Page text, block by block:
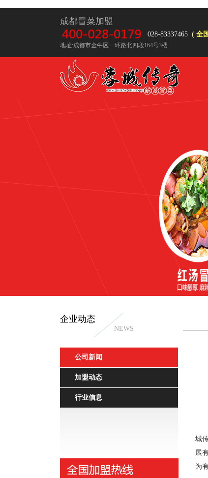
成都冒菜加盟
( 全
028-83337465
地址:成都市金牛区一环路北四段164号3楼
企业动态
NEWS
公司新闻
加盟动态
行业信息
红汤冒菜
冒
城
展
为